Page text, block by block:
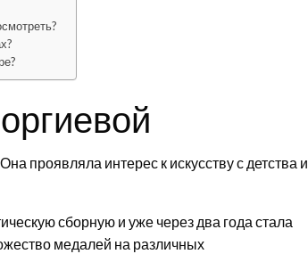
проявляла интерес к искусству с детства и
сборную и уже через два года стала
медалей на различных